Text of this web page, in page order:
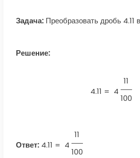
Задача:Преобразовать дробь 4.11
Решение:
4.11 = 4
11
100
Ответ: 4.11 = 4
11
100